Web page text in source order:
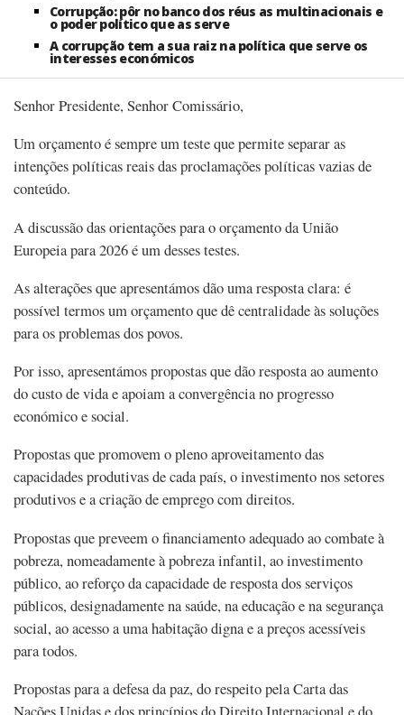
Corrupção: pôr no banco dos réus as multinacionais e
o poder político que as serve
A corrupção tem a sua raiz na política que serve os
interesses económicos
Senhor Presidente, Senhor Comissário,
Um orçamento é sempre um teste que permite separar as
intenções políticas reais das proclamações políticas vazias de
conteúdo.
A discussão das orientações para o orçamento da União
Europeia para 2026 é um desses testes.
As alterações que apresentámos dão uma resposta clara: é
possível termos um orçamento que dê centralidade às soluções
para os problemas dos povos.
Por isso, apresentámos propostas que dão resposta ao aumento
do custo de vida e apoiam a convergência no progresso
económico e social.
Propostas que promovem o pleno aproveitamento das
capacidades produtivas de cada país, o investimento nos setores
produtivos e a criação de emprego com direitos.
Propostas que preveem o financiamento adequado ao combate à
pobreza, nomeadamente à pobreza infantil, ao investimento
público, ao reforço da capacidade de resposta dos serviços
públicos, designadamente na saúde, na educação e na segurança
social, ao acesso a uma habitação digna e a preços acessíveis
para todos.
Propostas para a defesa da paz, do respeito pela Carta das